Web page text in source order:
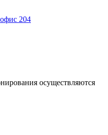
204
осуществляются